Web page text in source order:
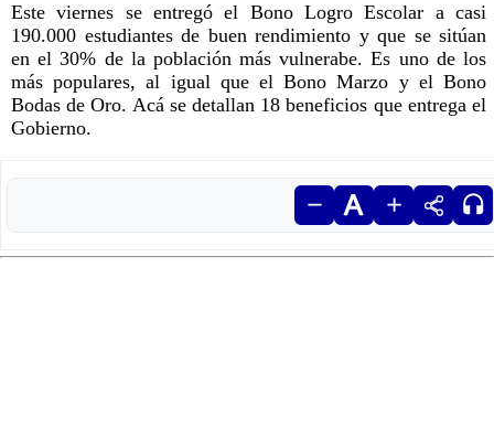
Este viernes se entregó el Bono Logro Escolar a casi
190.000 estudiantes de buen rendimiento y que se sitúan
en el 30% de la población más vulnerabe. Es uno de los
más populares, al igual que el Bono Marzo y el Bono
Bodas de Oro. Acá se detallan 18 beneficios que entrega el
Gobierno.